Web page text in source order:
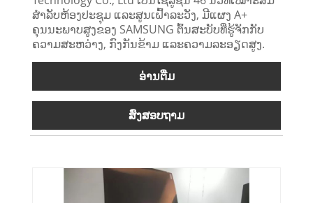
ສຳລັບຫ້ອງປະຊຸມ ແລະສູນເຝົ້າລະວັງ, ມີແຜງ A+
ຄຸນນະພາບສູງຂອງ SAMSUNG ຕົ້ນສະບັບທີ່ຮູ້ຈັກກັບ
ຄວາມສະຫວ່າງ, ກົງກັນຂ້າມ ແລະຄວາມລະອຽດສູງ.
ອ່ານ​ຕື່ມ
ສົ່ງສອບຖາມ